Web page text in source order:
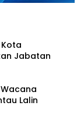
Jabatan
Lalin